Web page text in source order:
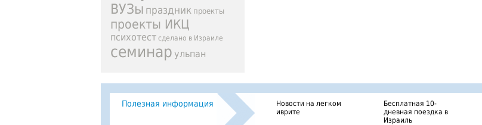
ВУЗы праздник проекты
проекты ИКЦ
психотест сделано в Израиле
семинар ульпан
Полезная информация
Новости на легком
иврите
Бесплатная 10-
дневная поездка в
Израиль